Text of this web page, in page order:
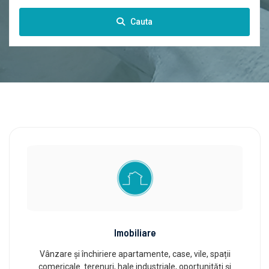
Cauta
Imobiliare
Vânzare și închiriere apartamente, case, vile, spații
comericale. terenuri, hale industriale, oportunități și